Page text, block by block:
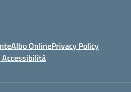
Albo OnlinePrivacy Policy
Accessibilità